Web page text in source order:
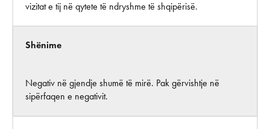
vizitat e tij në qytete të ndryshme të shqipërisë.
Shënime
Negativ në gjendje shumë të mirë. Pak gërvishtje në
sipërfaqen e negativit.